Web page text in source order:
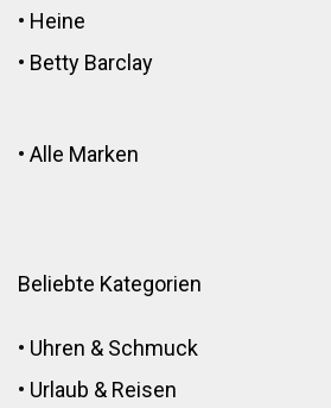
• Heine
• Betty Barclay
• Alle Marken
Beliebte Kategorien
• Uhren & Schmuck
• Urlaub & Reisen